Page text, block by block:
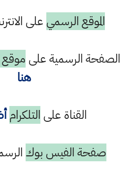
الموقع الرسمي على
الصفحة الرسمية على موقع
هنا
القناة على التلكرام
صفحة الفيس بوك